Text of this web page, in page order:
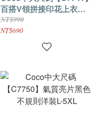
百搭V領拼接印花上衣上
衣L-5XL
NT$990
NT$690